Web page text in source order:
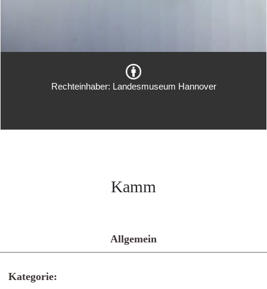
Rechteinhaber: Landesmuseum Hannover
Kamm
Allgemein
Kategorie: